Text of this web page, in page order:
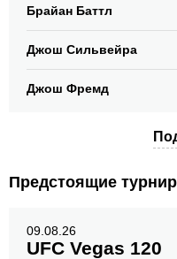
Брайан Баттл
Джош Сильвейра
Джош Фремд
Предстоящие
09.08.26
UFC Vegas 120